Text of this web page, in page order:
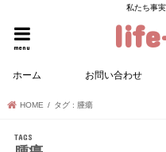
私たち事
menu
ホーム お問い合わせ
HOME タグ : 腫瘍